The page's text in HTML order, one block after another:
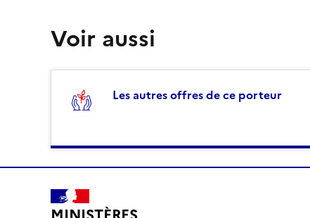
Voir aussi
Les autres offres de ce porteur